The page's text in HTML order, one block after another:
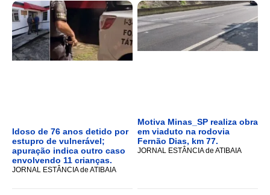
Idoso de 76 anos detido por
estupro de vulnerável;
apuração indica outro caso
envolvendo 11 crianças.
JORNAL ESTÂNCIA de ATIBAIA
Motiva Minas_SP realiza obra
em viaduto na rodovia
Fernão Dias, km 77.
JORNAL ESTÂNCIA de ATIBAIA